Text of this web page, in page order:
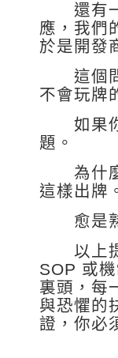
還有一
應，我們
於是開發
這個問
不會玩牌
如果你
題。
為什麼
這樣出牌
愈是熟
以上提
SOP 或
裏頭，每
與恐懼的
證，你必